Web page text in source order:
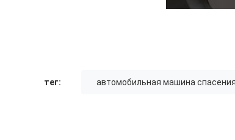
тег: автомобильная машина